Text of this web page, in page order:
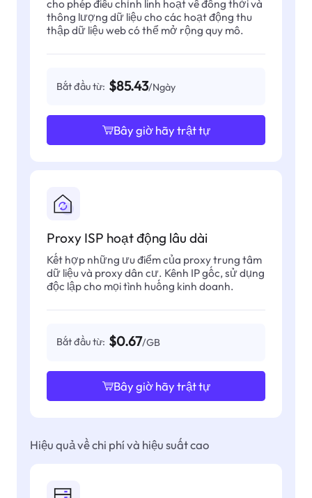
cho phép điều chỉnh linh hoạt về đồng thời và
thông lượng dữ liệu cho các hoạt động thu
thập dữ liệu web có thể mở rộng quy mô.
Bắt đầu từ: $85.43/Ngày
Bây giờ hãy trật tự
Proxy ISP hoạt động lâu dài
Kết hợp những ưu điểm của proxy trung tâm
dữ liệu và proxy dân cư. Kênh IP gốc, sử dụng
độc lập cho mọi tình huống kinh doanh.
Bắt đầu từ: $0.67/GB
Bây giờ hãy trật tự
Hiệu quả về chi phí và hiệu suất cao